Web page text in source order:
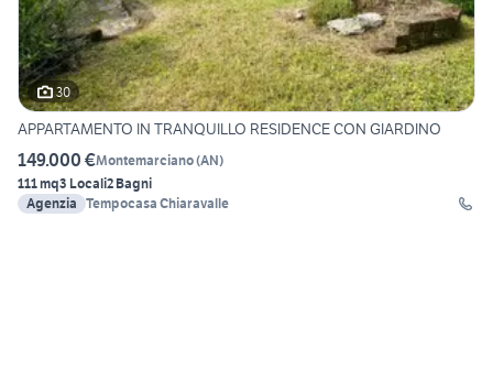
30
APPARTAMENTO IN TRANQUILLO RESIDENCE CON GIARDINO
149.000 €Montemarciano(AN)
111 mq3 Locali2 Bagni
Agenzia Tempocasa Chiaravalle